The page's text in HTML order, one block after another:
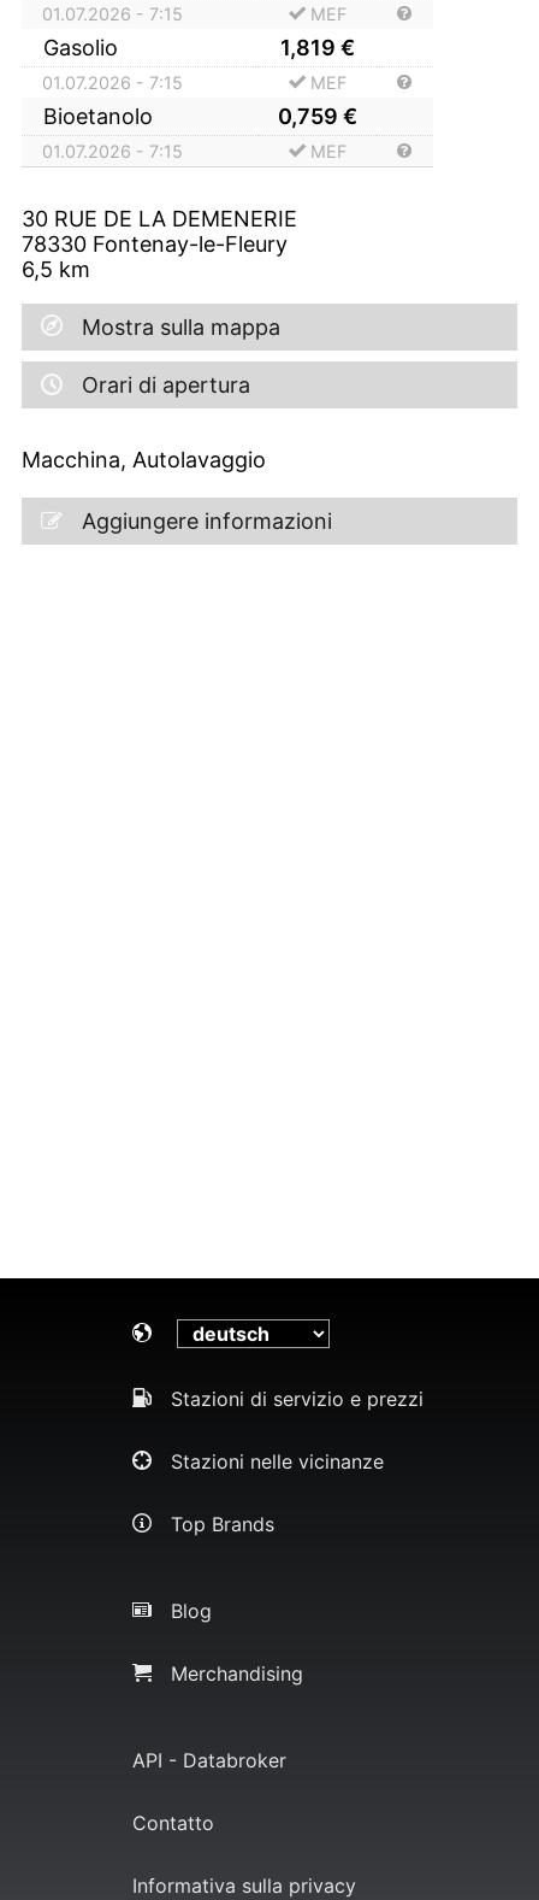
01.07.2026 - 7:15 MEF
Gasolio 1,819 €
01.07.2026 - 7:15 MEF
Bioetanolo 0,759 €
01.07.2026 - 7:15 MEF
30 RUE DE LA DEMENERIE
78330 Fontenay-le-Fleury
6,5 km
Mostra sulla mappa
Orari di apertura
Macchina, Autolavaggio
Aggiungere informazioni
Stazioni di servizio e prezzi
Stazioni nelle vicinanze
Top Brands
Blog
Merchandising
API - Databroker
Contatto
Informativa sulla privacy